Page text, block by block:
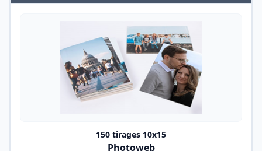
150 tirages 10x15
Photoweb